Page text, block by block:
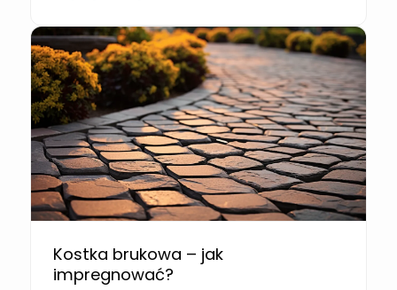
Kostka brukowa – jak
impregnować?